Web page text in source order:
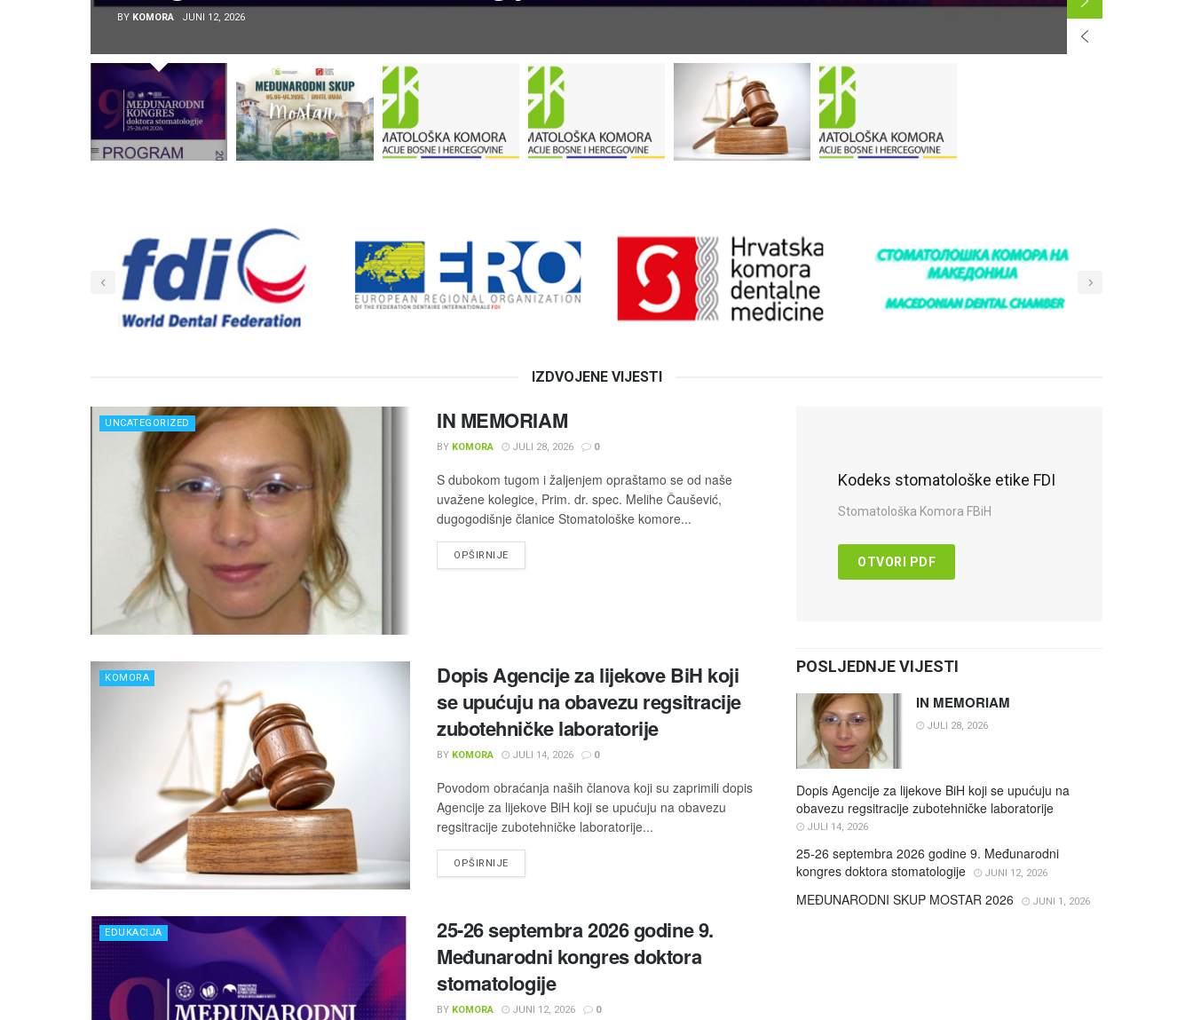
BY KOMORA JUNI 12, 2026
IZDVOJENE VIJESTI
UNCATEGORIZED IN MEMORIAM
BY KOMORA JULI 28, 2026 0
S dubokom tugom i žaljenjem opraštamo se od naše
uvažene kolegice, Prim. dr. spec. Melihe Čaušević,
dugogodišnje članice Stomatološke komore...
OPŠIRNIJE
KOMORA
Dopis Agencije za lijekove BiH koji
se upućuju na obavezu regsitracije
zubotehničke laboratorije
BY KOMORA JULI 14, 2026 0
Povodom obraćanja naših članova koji su zaprimili dopis
Agencije za lijekove BiH koji se upućuju na obavezu
regsitracije zubotehničke laboratorije...
OPŠIRNIJE
EDUKACIJA
25-26 septembra 2026 godine 9.
Međunarodni kongres doktora
stomatologije
BY KOMORA JUNI 12, 2026 0
Kodeks stomatološke etike FDI
Stomatološka Komora FBiH
OTVORI PDF
POSLJEDNJE VIJESTI
IN MEMORIAM
JULI 28, 2026
Dopis Agencije za lijekove BiH koji se upućuju na
obavezu regsitracije zubotehničke laboratorije
JULI 14, 2026
25-26 septembra 2026 godine 9. Međunarodni
kongres doktora stomatologije
JUNI 12, 2026
MEĐUNARODNI SKUP MOSTAR 2026 JUNI 1, 2026